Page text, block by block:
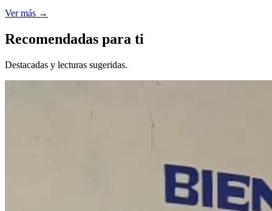
Ver más →
Recomendadas para ti
Destacadas y lecturas sugeridas.